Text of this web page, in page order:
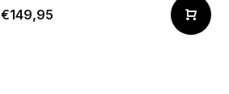
€149,95